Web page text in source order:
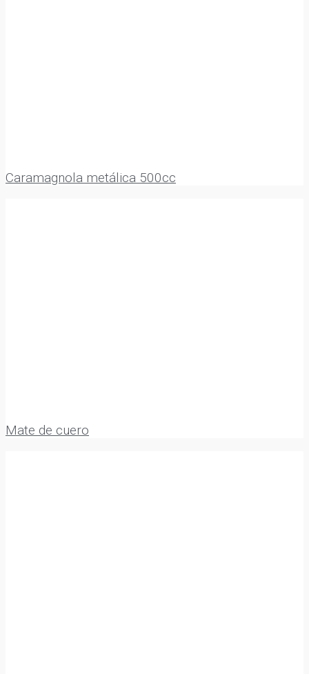
Caramagnola metálica 500cc
Mate de cuero